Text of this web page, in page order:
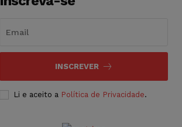
INSCREVER
Li e aceito a Política de Privacidade.